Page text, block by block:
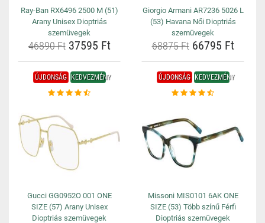
Ray-Ban RX6496 2500 M (51)
Arany Unisex Dioptriás
szemüvegek
46890 Ft37595 Ft
Giorgio Armani AR7236 5026 L
(53) Havana Női Dioptriás
szemüvegek
68875 Ft66795 Ft
ÚJDONSÁG KEDVEZMÉNY
Gucci GG0952O 001 ONE
SIZE (57) Arany Unisex
Dioptriás szemüvegek
ÚJDONSÁG KEDVEZMÉNY
Missoni MIS0101 6AK ONE
SIZE (53) Több színű Férfi
Dioptriás szemüvegek